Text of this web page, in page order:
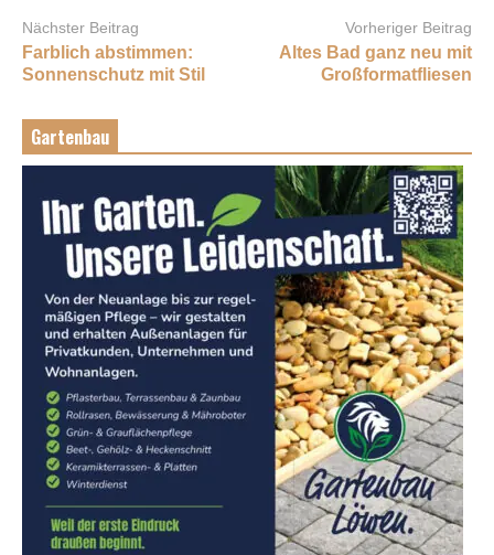
Nächster Beitrag
Farblich abstimmen:
Sonnenschutz mit Stil
Vorheriger Beitrag
Altes Bad ganz neu mit
Großformatfliesen
Gartenbau